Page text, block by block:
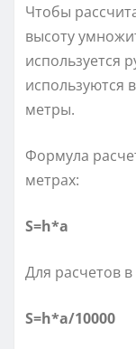
Чтобы
высоту
используется
используются
метры.
Формула
метрах:
S=h*a
Для расчетов
S=h*а/10000